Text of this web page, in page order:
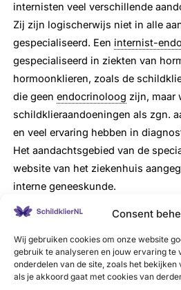
Consent
Wij gebruiken cookies om onze website
gebruik te analyseren en jouw ervaring te
onderdelen van de site, zoals het
als je akkoord gaat met cookies van
internisten veel verschillende
Zij zijn logischerwijs niet in alle
gespecialiseerd. Een internist-
gespecialiseerd in ziekten van
hormoonklieren, zoals de
die geenendocrinoloog zijn, maar
schildklieraandoeningen als zgn.
en veel ervaring hebben in
Het aandachtsgebied van de
website van het ziekenhuis
interne geneeskunde.
Specialisme endocrinologie
Op ZorgkaartNederland.nl staan1
specialisatieendocrinologie